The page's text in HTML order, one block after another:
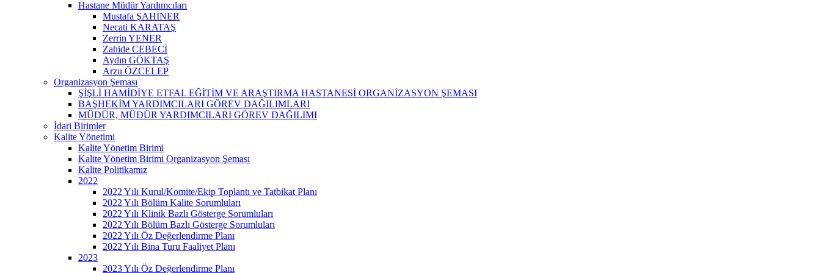
Hastane Müdür Yardımcıları
Mustafa ŞAHİNER
Necati KARATAŞ
Zerrin YENER
Zahide CEBECİ
Aydın GÖKTAŞ
Arzu ÖZCELEP
Organizasyon Şeması
ŞİŞLİ HAMİDİYE ETFAL EĞİTİM VE ARAŞTIRMA HASTANESİ ORGANİZASYON ŞEMASI
BAŞHEKİM YARDIMCILARI GÖREV DAĞILIMLARI
MÜDÜR, MÜDÜR YARDIMCILARI GÖREV DAĞILIMI
İdari Birimler
Kalite Yönetimi
Kalite Yönetim Birimi
Kalite Yönetim Birimi Organizasyon Şeması
Kalite Politikamız
2022
2022 Yılı Kurul/Komite/Ekip Toplantı ve Tatbikat Planı
2022 Yılı Bölüm Kalite Sorumluları
2022 Yılı Klinik Bazlı Gösterge Sorumluları
2022 Yılı Bölüm Bazlı Gösterge Sorumluları
2022 Yılı Öz Değerlendirme Planı
2022 Yılı Bina Turu Faaliyet Planı
2023
2023 Yılı Öz Değerlendirme Planı